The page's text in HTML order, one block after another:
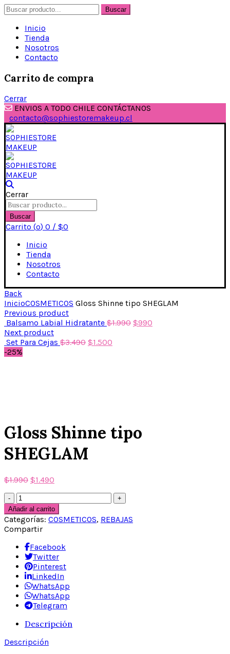
Buscar
por:
Buscar
Inicio
Tienda
Nosotros
Contacto
Carrito de compra
Cerrar
ENVIOS A TODO CHILE CONTÁCTANOS
contacto@sophiestoremakeup.cl
Cerrar
Buscar
por:
Buscar
Carrito (o) 0 / $0
Inicio
Tienda
Nosotros
Contacto
Back
InicioCOSMETICOS Gloss Shinne tipo SHEGLAM
Previous product
Balsamo Labial Hidratante $1.990 $990
Next product
Set Para Cejas $3.490 $1.500
-25%
Gloss Shinne tipo
SHEGLAM
$1.990 $1.490
Gloss
Shinne
tipo
SHEGLAM
cantidad
Añadir al carrito
Categorías: COSMETICOS, REBAJAS
Compartir
Facebook
Twitter
Pinterest
LinkedIn
WhatsApp
WhatsApp
Telegram
Descripción
Descripción